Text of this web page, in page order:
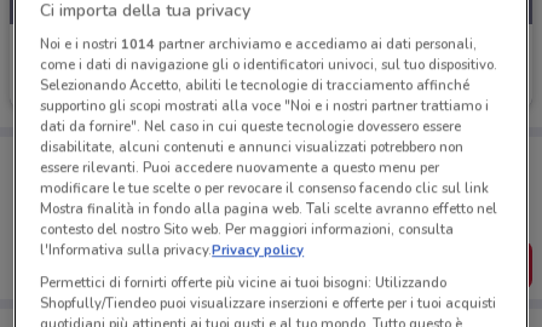
Angelico
Scade il 31/08
Porta DoveConviene sempre con te!
Puoi trovare le migliori offerte dei negozi vicino a te,
salvarle e creare la tua lista del risparmio, comodamente
dal tuo cellulare.
SCARICA L’APP
Ci importa della tua privacy
Noi e i nostri 1014partner archiviamo e accediamo ai dati personali,
come i dati di navigazione gli o identificatori univoci, sul tuo dispositivo.
Selezionando Accetto, abiliti le tecnologie di tracciamento affinché
supportino gli scopi mostrati alla voce "Noi e i nostri partner trattiamo i
dati da fornire". Nel caso in cui queste tecnologie dovessero essere
disabilitate, alcuni contenuti e annunci visualizzati potrebbero non
essere rilevanti. Puoi accedere nuovamente a questo menu per
modificare le tue scelte o per revocare il consenso facendo clic sul link
Mostra finalità in fondo alla pagina web. Tali scelte avranno effetto nel
contesto del nostro Sito web. Per maggiori informazioni, consulta
l'Informativa sulla privacy.Privacy policy
Permettici di fornirti offerte più vicine ai tuoi bisogni: Utilizzando
Shopfully/Tiendeo puoi visualizzare inserzioni e offerte per i tuoi acquisti